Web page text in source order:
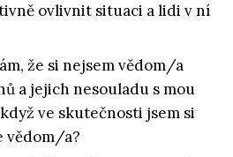
ovlivnit situaci a lidi v ní
že si nejsem vědom/a
a jejich nesouladu s mou
ve skutečnosti jsem si
vědom/a?